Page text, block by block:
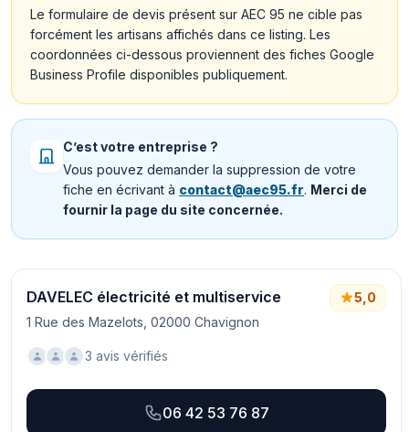
Le formulaire de devis présent sur AEC 95 ne cible pas
forcément les artisans affichés dans ce listing. Les
coordonnées ci-dessous proviennent des fiches Google
Business Profile disponibles publiquement.
C’est votre entreprise ?
Vous pouvez demander la suppression de votre
fiche en écrivant à contact@aec95.fr. Merci de
fournir la page du site concernée.
DAVELEC électricité et multiservice
1 Rue des Mazelots, 02000 Chavignon
5,0
3 avis vérifiés
06 42 53 76 87